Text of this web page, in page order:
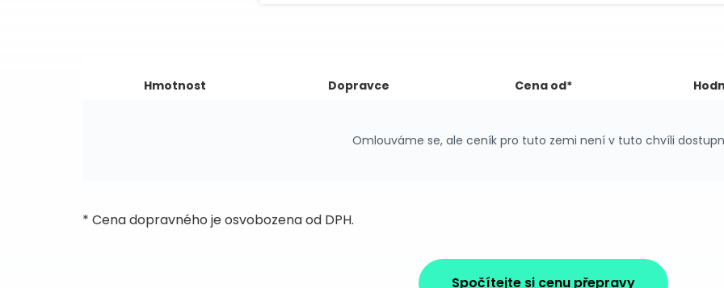
Hmotnost Dopravce Cena od*
Omlouváme se, ale ceník pro tuto zemi není v tuto chvíli
* Cena dopravného je osvobozena od DPH.
Spočítejte si cenu přepravy